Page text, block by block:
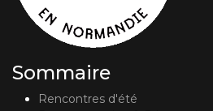
Sommaire
Rencontres d'été